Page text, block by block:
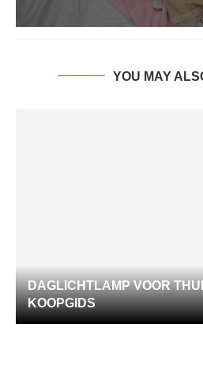
YOU MAY
DAGLICHTLAMP VOOR
KOOPGIDS